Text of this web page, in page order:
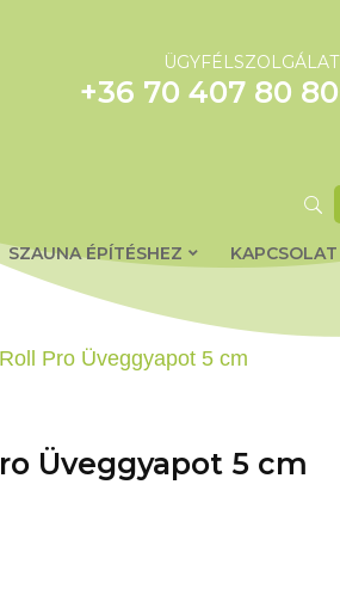
ÜGYFÉLSZOLGÁLAT
+36 70 407 80 80
SZAUNA ÉPÍTÉSHEZ KAPCSOLAT
Pro Üveggyapot 5 cm
Üveggyapot 5 cm